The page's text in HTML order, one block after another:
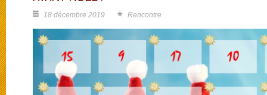
18 décembre 2019 Rencontre